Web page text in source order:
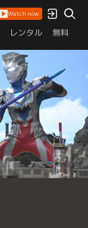
Watch now
レンタル 無料